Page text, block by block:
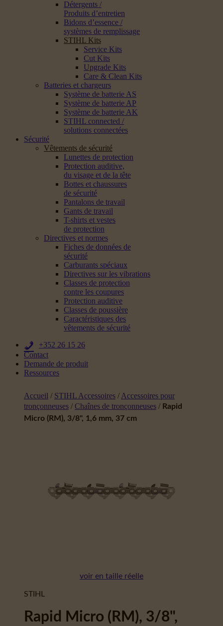
Détergents /
Produits d’entretien
Bidons d’essence /
systèmes de remplissage
STIHL Kits
Service Kits
Cut Kits
Upgrade Kits
Care & Clean Kits
Batteries et chargeurs
Système de batterie AS
Système de batterie AP
Système de batterie AK
STIHL connected /
solutions connectées
Sécurité
Vêtements de sécurité
Lunettes de protection
Protection auditive,
du visage et de la tête
Bottes et chaussures
de sécurité
Pantalons de travail
Gants de travail
T-shirts et vestes
de protection
Directives et normes
Fiches de données de
sécurité
Carburants spéciaux
Directives sur les vibrations
Classes de protection
contre les coupures
Protection auditive
Classes de poussière
Caractéristiques des
vêtements de sécurité
+352 26 15 26
Contact
Demande de produit
Ressources
Accueil / STIHL Accessoires / Accessoires pour
tronçonneuses / Chaînes de tronçonneuses / Rapid
Micro (RM), 3/8", 1,6 mm, 37 cm
voir en taille réelle
STIHL
Rapid Micro (RM), 3/8",